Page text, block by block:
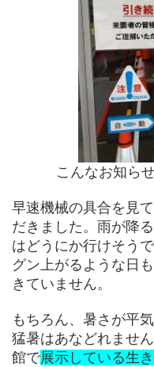
こんなお知ら
早速機械の具合を見
だきました。雨が降
はどうにか行けそう
グン上がるような日
きていません。
もちろん、暑さが平
猛暑はあなどれませ
館で展示している生